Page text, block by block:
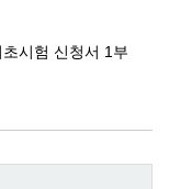
시험 신청서 1부